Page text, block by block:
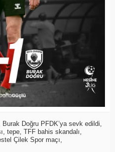
Burak Doğru PFDK’ya sevk edildi
tepe TFF bahis skandalı
Çilek Spor maçı